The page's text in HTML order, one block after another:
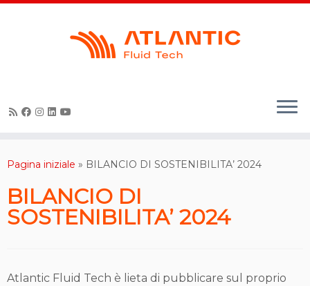
Skip
Pagina iniziale » BILANCIO DI SOSTENIBILITA’ 2024
BILANCIO DI
SOSTENIBILITA’ 2024
Atlantic Fluid Tech è lieta di pubblicare sul proprio